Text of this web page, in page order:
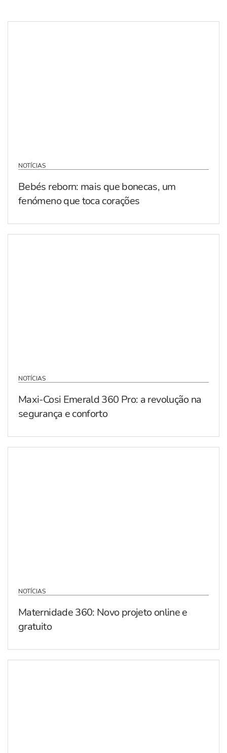
NOTÍCIAS
Bebés reborn: mais que bonecas, um
fenómeno que toca corações
NOTÍCIAS
Maxi-Cosi Emerald 360 Pro: a revolução na
segurança e conforto
NOTÍCIAS
Maternidade 360: Novo projeto online e
gratuito